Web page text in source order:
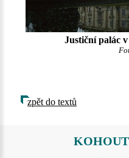
Justiční palác
zpět do textů